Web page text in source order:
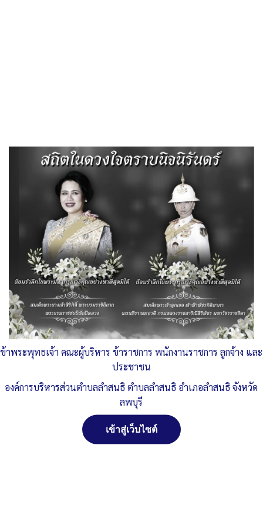
ตำบลลำสนธิ ใสสะอาด 2566”…
ประชาคมท้องถิ่นปีงบประมาณ พ.ศ. 2566 ตั้งแต่วันที่ 1 ตุลาคม
2565 ถึงวันที่ 31…»
ประชาสัมพันธ์ ประกาศจังหวัดลพบุรี
เรื่องห้ามบุคคลทำการเผาในที่โล่ง ในเขต
พื้นที่ จังหวัดลพบุรี
Published, 26 มกราคม 2566|By
อบต.ลำสนธิ จ.ลพบุรี
ประกาศห้ามเผา-ลพบุรี-2566
ดาวน์โหลด
417112393_787763736730384_1880760213494971775_n-1-
724×1024
ดาวน์โหลด
417010004_787670720073019_6904764891026790662_n-
724×1024
ดาวน์โหลด
ข่าวประชาสัมพันธ์
ข้าพระพุทธเจ้า คณะผู้บริหาร ข้าราชการ พนักงานราชการ ลูกจ้าง และ
ประชาชน
องค์การบริหารส่วนตำบลลำสนธิ ตำบลลำสนธิ อำเภอลำสนธิ จังหวัด
ลพบุรี
เข้าสู่เว็บไซต์